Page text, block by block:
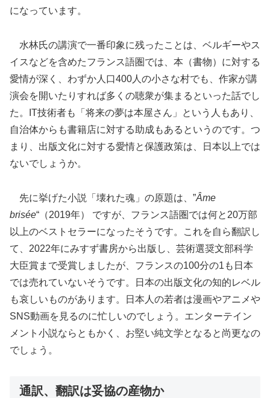
になっています。
水林氏の講演で一番印象に残ったことは、ベルギーやス
イスなどを含めたフランス語圏では、本（書物）に対する
愛情が深く、わずか人口400人の小さな村でも、作家が講
演会を開いたりすれば多くの聴衆が集まるといった話でし
た。IT技術者も「将来の夢は本屋さん」という人もあり、
自治体からも書籍店に対する助成もあるというのです。つ
まり、出版文化に対する愛情と保護政策は、日本以上では
ないでしょうか。
先に挙げた小説「壊れた魂」の原題は、”Âme
brisée“（2019年） ですが、フランス語圏では何と20万部
以上のベストセラーになったそうです。これを自ら翻訳し
て、2022年にみすず書房から出版し、芸術選奨文部科学
大臣賞まで受賞しましたが、フランスの100分の1も日本
では売れていないそうです。日本の出版文化の知的レベル
も哀しいものがあります。日本人の若者は漫画やアニメや
SNS動画を見るのに忙しいのでしょう。エンターテイン
メント小説ならともかく、お堅い純文学となると尚更なの
でしょう。
通訳、翻訳は妥協の産物か